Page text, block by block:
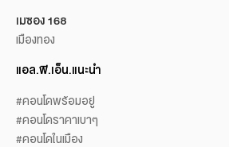
เมซอง 168
เมืองทอง
แอล.พี.เอ็น.แนะนำ
#คอนโดพร้อมอยู่
#คอนโดราคาเบาๆ
#คอนโดในเมือง